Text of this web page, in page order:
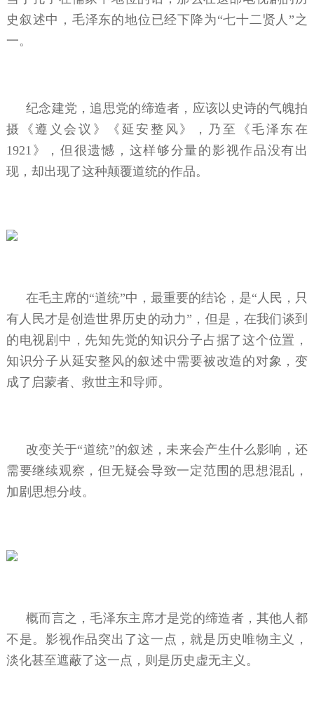
史叙述中，毛泽东的地位已经下降为“七十二贤人”之
一。
纪念建党，追思党的缔造者，应该以史诗的气魄拍
摄《遵义会议》《延安整风》，乃至《毛泽东在
1921》，但很遗憾，这样够分量的影视作品没有出
现，却出现了这种颠覆道统的作品。
在毛主席的“道统”中，最重要的结论，是“人民，只
有人民才是创造世界历史的动力”，但是，在我们谈到
的电视剧中，先知先觉的知识分子占据了这个位置，
知识分子从延安整风的叙述中需要被改造的对象，变
成了启蒙者、救世主和导师。
改变关于“道统”的叙述，未来会产生什么影响，还
需要继续观察，但无疑会导致一定范围的思想混乱，
加剧思想分歧。
概而言之，毛泽东主席才是党的缔造者，其他人都
不是。影视作品突出了这一点，就是历史唯物主义，
淡化甚至遮蔽了这一点，则是历史虚无主义。